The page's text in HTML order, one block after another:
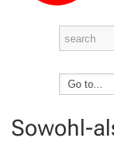
Sowohl-